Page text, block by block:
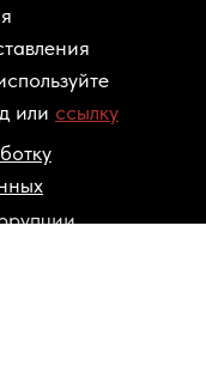
или ссылку